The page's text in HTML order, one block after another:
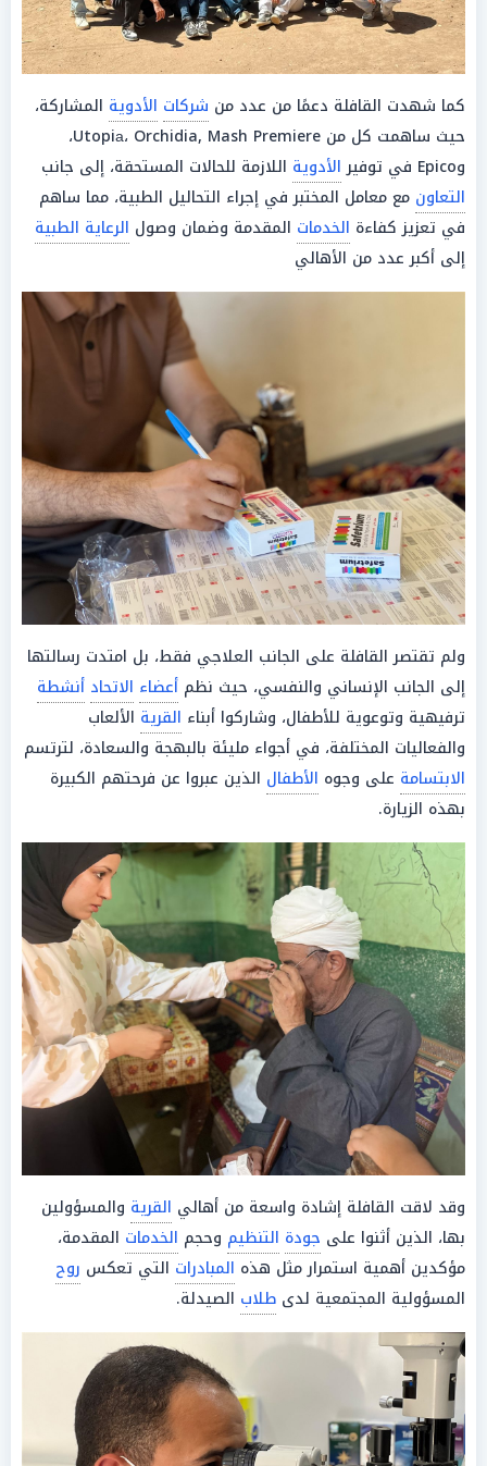
كما شهدت القافلة دعمًا من عدد من شركات الأدوية المشاركة،
حيث ساهمت كل من Utopiа، Orchidia, Mash Premiere،
وEpico في توفير
الأدوية اللازمة للحالات المستحقة، إلى جانب
التعاون مع معامل المختبر في إجراء التحاليل الطبية، مما ساهم
في تعزيز كفاءة الخدمات المقدمة وضمان وصول الرعاية الطبية
إلى أكبر عدد من الأهالي
ولم تقتصر القافلة على الجانب العلاجي فقط، بل امتدت رسالتها
إلى الجانب الإنساني والنفسي، حيث نظم أعضاء الاتحاد أنشطة
ترفيهية وتوعوية للأطفال، وشاركوا أبناء القرية الألعاب
والفعاليات المختلفة، في أجواء مليئة بالبهجة والسعادة، لترتسم
الابتسامة على وجوه الأطفال الذين عبروا عن فرحتهم الكبيرة
بهذه الزيارة.
وقد لاقت القافلة إشادة واسعة من أهالي القرية والمسؤولين
بها، الذين أثنوا على جودة التنظيم وحجم الخدمات المقدمة،
مؤكدين أهمية استمرار مثل هذه المبادرات التي تعكس روح
المسؤولية المجتمعية لدى طلاب الصيدلة.